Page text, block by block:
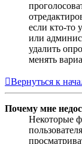
если кто-то
или
удалить
менять
Вернуться к
Почему мне
Некоторые